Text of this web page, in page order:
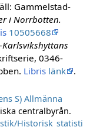
Gammelstad-
i Norrbotten.
10505668
0346-
Libris länk
.
S) Allmänna
centralbyrån.
Historisk_statisti